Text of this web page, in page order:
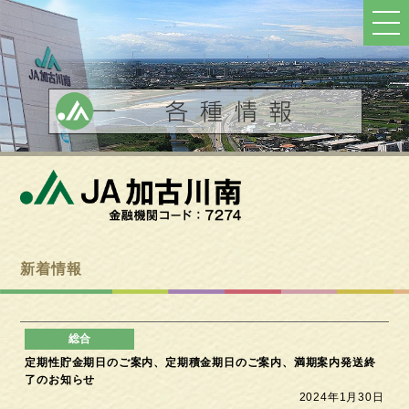
新着情報
定期性貯金期日のご案内、定期積金期日のご案内、満期案内発送終
了のお知らせ
2024年1月30日